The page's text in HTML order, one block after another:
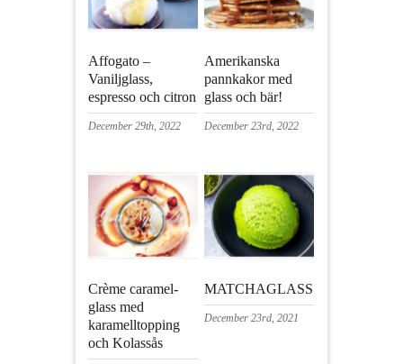
Affogato –
Vaniljglass,
espresso och citron
December 29th, 2022
Amerikanska
pannkakor med
glass och bär!
December 23rd, 2022
Crème caramel-
glass med
karamelltopping
och Kolassås
MATCHAGLASS
December 23rd, 2021